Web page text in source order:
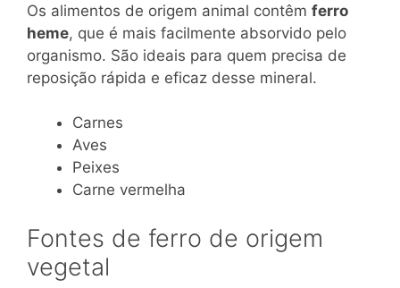
Os alimentos de origem animal contêm ferro
heme, que é mais facilmente absorvido pelo
organismo. São ideais para quem precisa de
reposição rápida e eficaz desse mineral.
Carnes
Aves
Peixes
Carne vermelha
Fontes de ferro de origem
vegetal